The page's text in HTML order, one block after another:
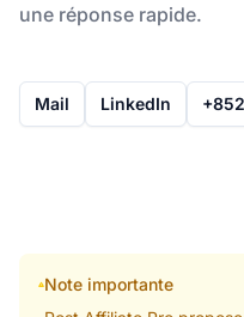
une réponse rapide.
Mail LinkedIn
Note importante